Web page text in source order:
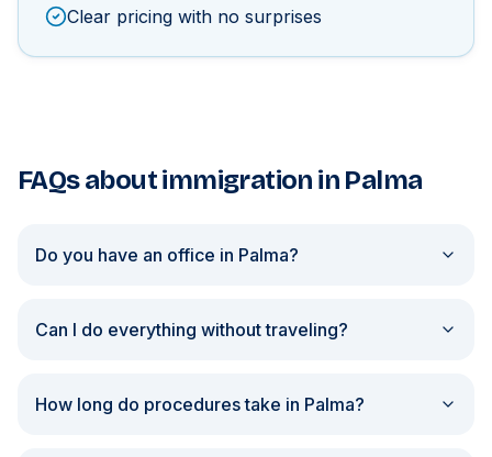
Clear pricing with no surprises
FAQs about immigration in Palma
Do you have an office in Palma?
Can I do everything without traveling?
How long do procedures take in Palma?